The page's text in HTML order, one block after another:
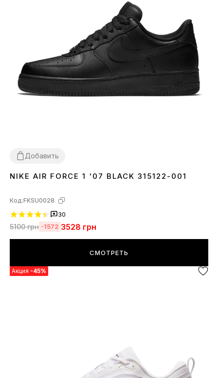
Добавить
3637 38 39 40414243 44 45 46
NIKE AIR FORCE 1 '07 BLACK 315122-001
Код:FKSU0028
30
5100грн -1572 3528 грн
СМОТРЕТЬ
Акция -45%